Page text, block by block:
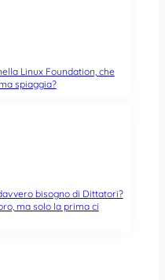
Linux Foundation, che
spiaggia?
bisogno di Dittatori?
ma solo la prima ci